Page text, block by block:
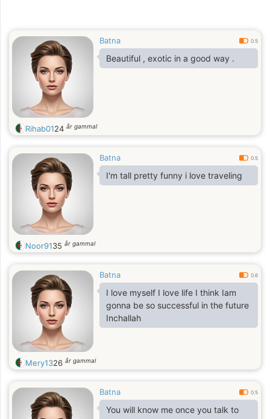
Batna 0.5
Beautiful , exotic in a good way .
Rihab0124 år gammal
Batna 0.5
I'm tall pretty funny i love traveling
Noor9135 år gammal
Batna 0.6
I love myself I love life I think Iam
gonna be so successful in the future
Inchallah
Mery1326 år gammal
Batna 0.5
You will know me once you talk to